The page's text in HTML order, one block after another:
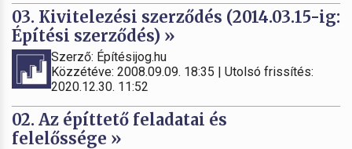
03. Kivitelezési szerződés (2014.03.15-ig:
Építési szerződés) »
Szerző: Építésijog.hu
Közzétéve: 2008.09.09. 18:35 | Utolsó frissítés:
2020.12.30. 11:52
02. Az építtető feladatai és
felelőssége »